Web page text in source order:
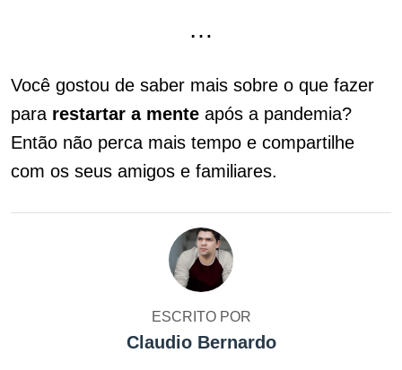
…
Você gostou de saber mais sobre o que fazer
para restartar a mente após a pandemia?
Então não perca mais tempo e compartilhe
com os seus amigos e familiares.
ESCRITO POR
Claudio Bernardo